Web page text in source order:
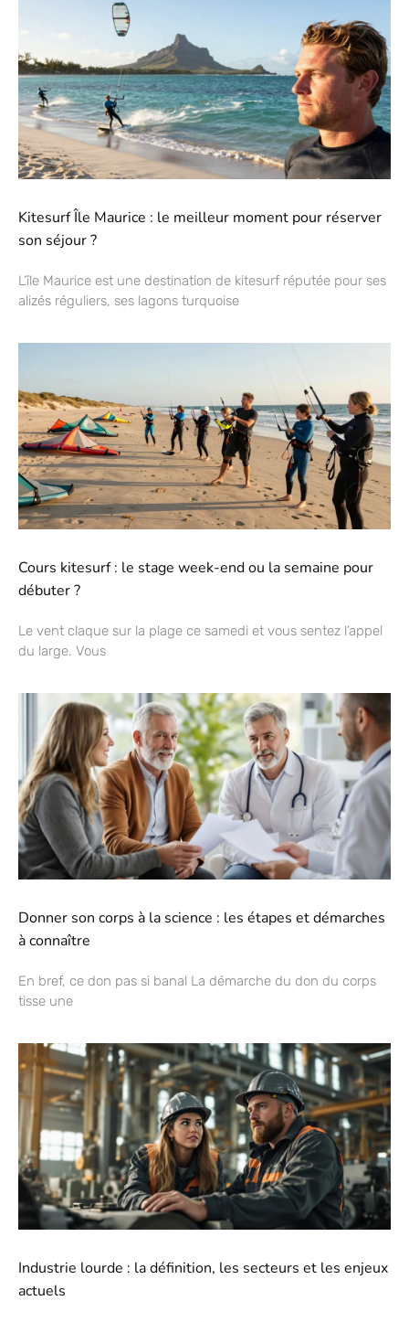
Kitesurf Île Maurice : le meilleur moment pour réserver
son séjour ?
L’île Maurice est une destination de kitesurf réputée pour ses
alizés réguliers, ses lagons turquoise
Cours kitesurf : le stage week-end ou la semaine pour
débuter ?
Le vent claque sur la plage ce samedi et vous sentez l’appel
du large. Vous
Donner son corps à la science : les étapes et démarches
à connaître
En bref, ce don pas si banal La démarche du don du corps
tisse une
Industrie lourde : la définition, les secteurs et les enjeux
actuels